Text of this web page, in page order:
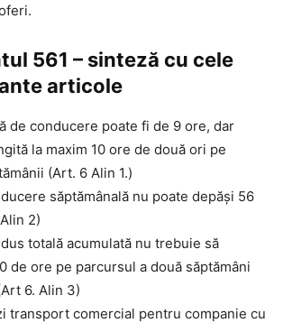
561 – sinteză cu cele
articole
de conducere poate fi de 9 ore, dar
la maxim 10 ore de două ori pe
(Art. 6 Alin 1.)
săptămânală nu poate depăși 56
2)
totală acumulată nu trebuie să
de ore pe parcursul a două săptămâni
6. Alin 3)
transport comercial pentru companie cu